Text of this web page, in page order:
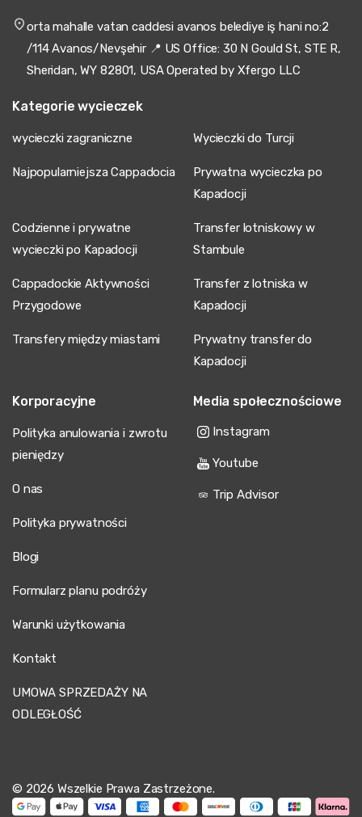
orta mahalle vatan caddesi avanos belediye iş hani no:2
/114 Avanos/Nevşehir 📍 US Office: 30 N Gould St, STE R,
Sheridan, WY 82801, USA Operated by Xfergo LLC
Kategorie wycieczek
wycieczki zagraniczne Wycieczki do Turcji
Najpopularniejsza Cappadocia
Prywatna wycieczka po
Kapadocji
Codzienne i prywatne
wycieczki po Kapadocji
Transfer lotniskowy w
Stambule
Cappadockie Aktywności
Przygodowe
Transfer z lotniska w
Kapadocji
Transfery między miastami
Prywatny transfer do
Kapadocji
Korporacyjne
Polityka anulowania i zwrotu
pieniędzy
O nas
Polityka prywatności
Blogi
Formularz planu podróży
Warunki użytkowania
Kontakt
UMOWA SPRZEDAŻY NA
ODLEGŁOŚĆ
Media społecznościowe
Instagram
Youtube
Trip Advisor
© 2026 Wszelkie Prawa Zastrzeżone.